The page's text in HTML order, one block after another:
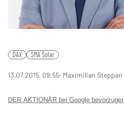
DAX SMA Solar
13.07.2015, 09:55‧ Maximilian Steppan
DER AKTIONÄR bei Google